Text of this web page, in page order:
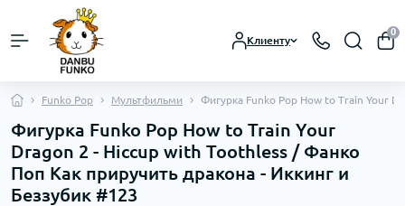
Клиенту
0
Funko Pop Мультфильми Фигурка Funko Pop How to Train Your
Фигурка Funko Pop How to Train Your
Dragon 2 - Hiccup with Toothless / Фанко
Поп Как приручить дракона - Иккинг и
Беззубик #123